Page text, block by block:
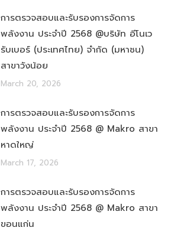
การตรวจสอบและรับรองการจัดการ
พลังงาน ประจำปี 2568 @บริษัท อีโนเว
รับเบอร์ (ประเทศไทย) จำกัด (มหาชน)
สาขาวังน้อย
March 20, 2026
การตรวจสอบและรับรองการจัดการ
พลังงาน ประจำปี 2568 @ Makro สาขา
หาดใหญ่
March 17, 2026
การตรวจสอบและรับรองการจัดการ
พลังงาน ประจำปี 2568 @ Makro สาขา
ขอนแก่น